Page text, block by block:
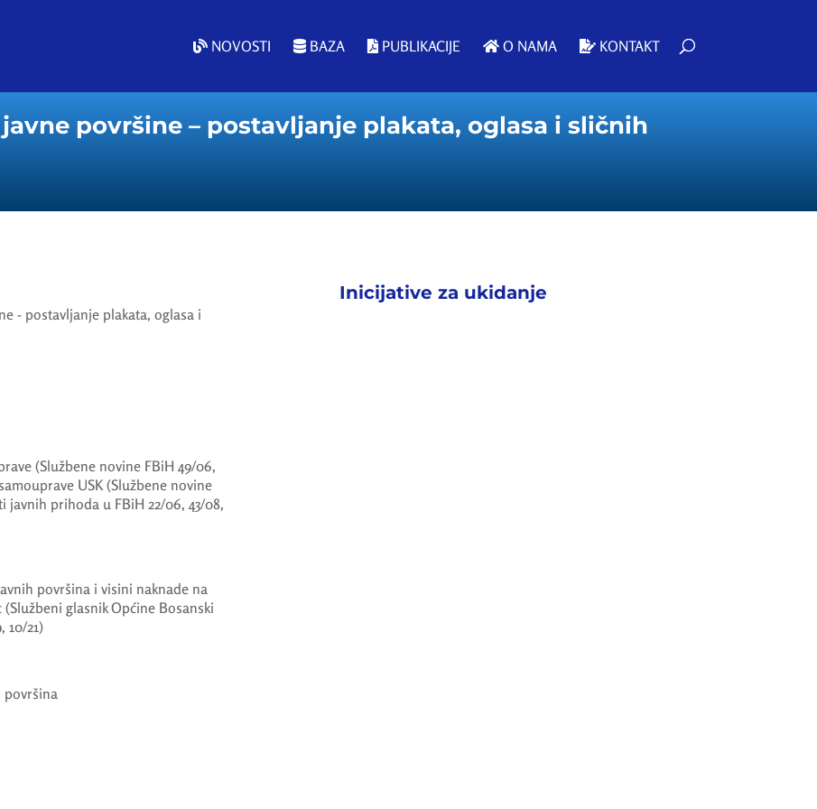
NOVOSTI BAZA PUBLIKACIJE O NAMA KONTAKT
površine – postavljanje plakata, oglasa i sličnih
- postavljanje plakata, oglasa i
(Službene novine FBiH 49/06,
USK (Službene novine
javnih prihoda u FBiH 22/06, 43/08,
površina i visini naknade na
glasnik Općine Bosanski
10/21)
površina
Inicijative za ukidanje